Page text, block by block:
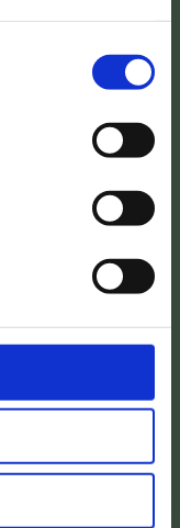
sår, kan vi
Inge Svane